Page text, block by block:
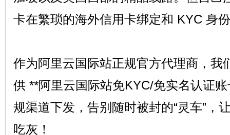
卡在繁琐的海外信用卡绑定和 KYC 身
作为阿里云国际站正规官方代理商，我
供 **阿里云国际站免KYC/免实名认证
规渠道下发，告别随时被封的“灵车”，
吃灰！